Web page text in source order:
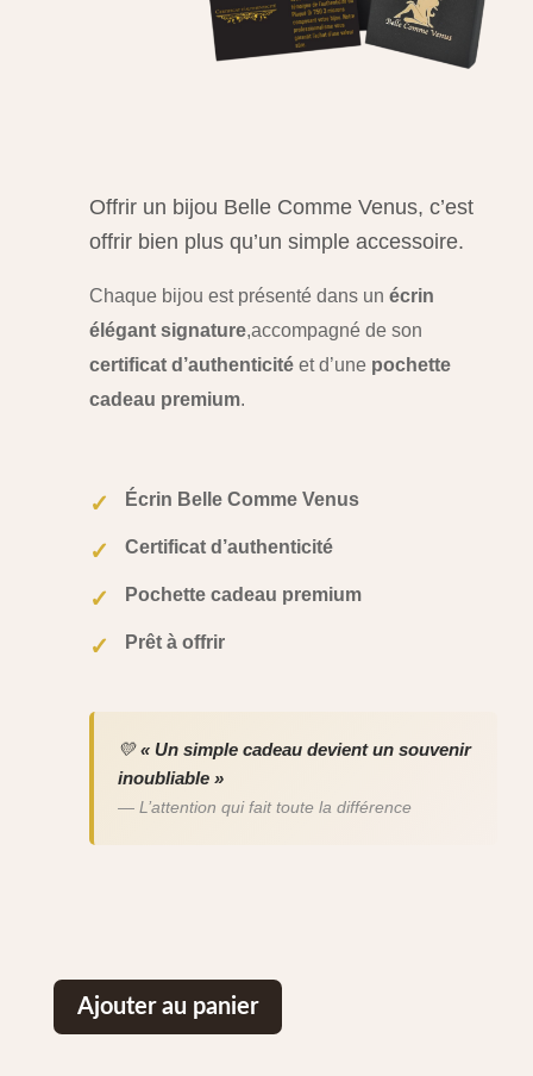
Offrir un bijou Belle Comme Venus, c’est
offrir bien plus qu’un simple accessoire.
Chaque bijou est présenté dans un écrin
élégant signature,accompagné de son
certificat d’authenticitéet d’une pochette
cadeau premium.
✓ Écrin Belle Comme Venus
✓ Certificat d’authenticité
✓ Pochette cadeau premium
✓ Prêt à offrir
💛« Un simple cadeau devient un souvenir
inoubliable »
— L’attention qui fait toute la différence
Ajouter au panier